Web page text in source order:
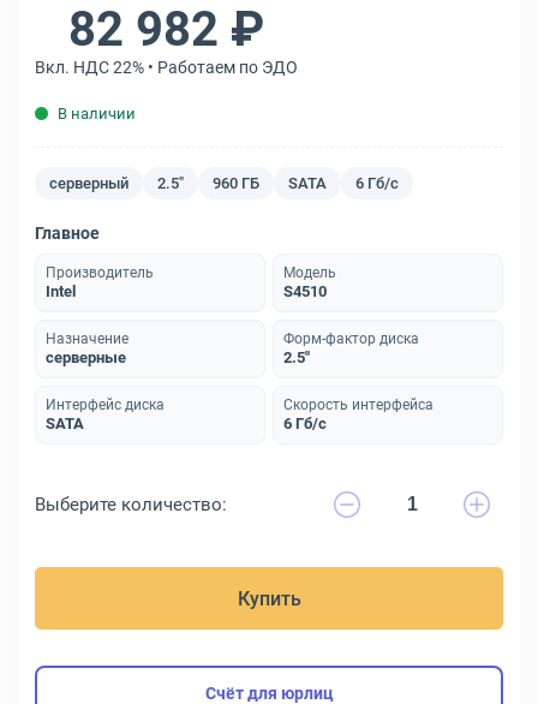
82 982 ₽
Вкл. НДС 22% • Работаем по ЭДО
В наличии
серверный 2.5" 960 ГБ SATA 6 Гб/с
Главное
Производитель
Intel
Модель
S4510
Назначение
серверные
Форм-фактор диска
2.5"
Интерфейс диска
SATA
Скорость интерфейса
6 Гб/с
Выберите количество:
Купить
Счёт для юрлиц